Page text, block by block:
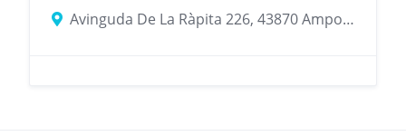
Avinguda De La Ràpita 226, 43870 Amposta, provincia de Tarragona, España